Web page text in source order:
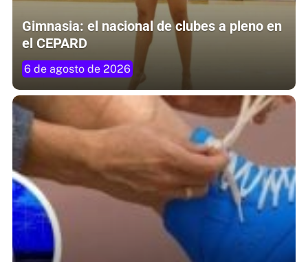
Gimnasia: el nacional de clubes a pleno en
el CEPARD
6 de agosto de 2026